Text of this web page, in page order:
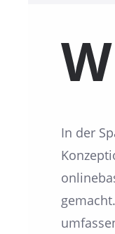
In der